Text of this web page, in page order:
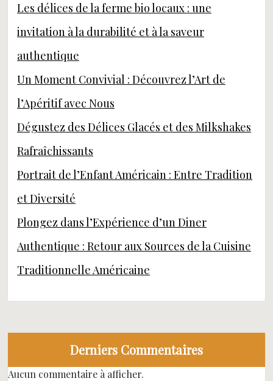
Les délices de la ferme bio locaux : une
invitation à la durabilité et à la saveur
authentique
Un Moment Convivial : Découvrez l’Art de
l’Apéritif avec Nous
Dégustez des Délices Glacés et des Milkshakes
Rafraîchissants
Portrait de l’Enfant Américain : Entre Tradition
et Diversité
Plongez dans l’Expérience d’un Diner
Authentique : Retour aux Sources de la Cuisine
Traditionnelle Américaine
Derniers Commentaires
Aucun commentaire à afficher.